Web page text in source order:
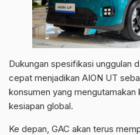
Dukungan spesifikasi unggulan
cepat menjadikan AION UT
konsumen yang mengutamakan
kesiapan global.
Ke depan, GAC akan terus